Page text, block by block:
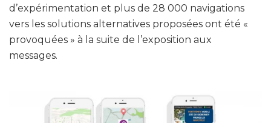
d’expérimentation et plus de 28 000 navigations
vers les solutions alternatives proposées ont été «
provoquées » à la suite de l’exposition aux
messages.